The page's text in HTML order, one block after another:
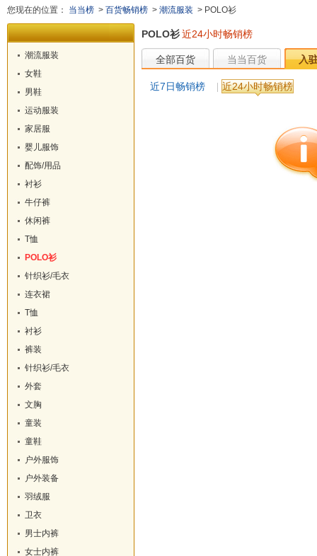
您现在的位置： 当当榜 > 百货畅销榜 > 潮流服装 > POLO衫
潮流服装
女鞋
男鞋
运动服装
家居服
婴儿服饰
配饰/用品
衬衫
牛仔裤
休闲裤
T恤
POLO衫
针织衫/毛衣
连衣裙
T恤
衬衫
裤装
针织衫/毛衣
外套
文胸
童装
童鞋
户外服饰
户外装备
羽绒服
卫衣
男士内裤
女士内裤
POLO衫近24小时畅销榜
全部百货 当当百货 入
近7日畅销榜 近24小时畅销榜
盲
模